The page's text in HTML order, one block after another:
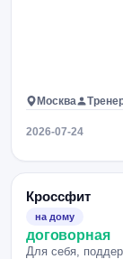
Москва
2026-07-24
Кроссфит
на дому
договорная
Для себя,